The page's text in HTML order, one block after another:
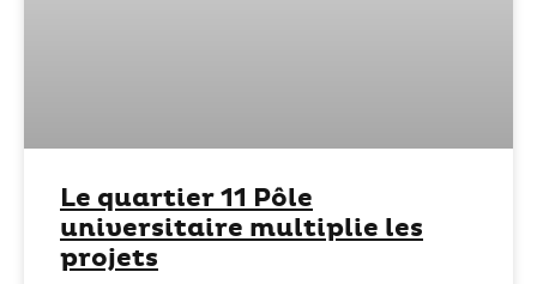
Le quartier 11 Pôle
universitaire multiplie les
projets